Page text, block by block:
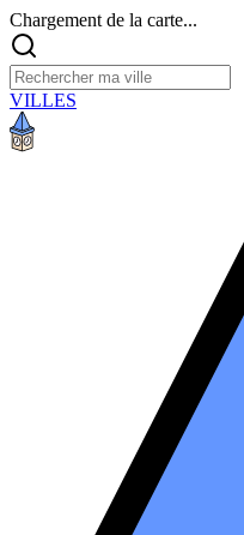
Chargement de la carte...
VILLES